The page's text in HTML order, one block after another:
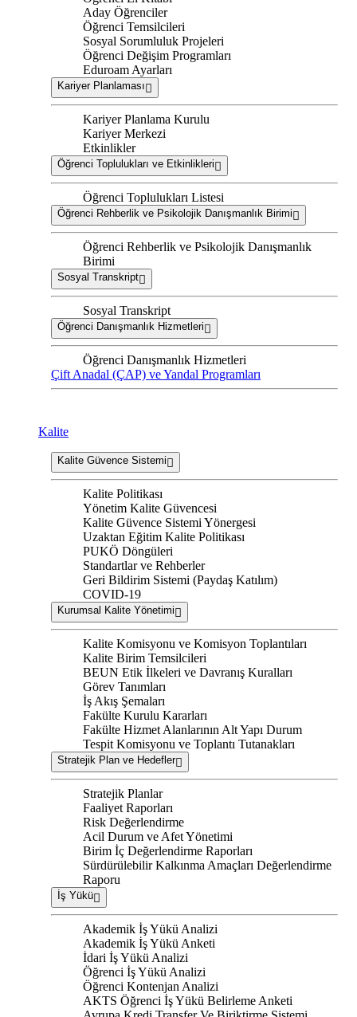
Aday Öğrenciler
Öğrenci Temsilcileri
Sosyal Sorumluluk Projeleri
Öğrenci Değişim Programları
Eduroam Ayarları
Kariyer Planlaması
Kariyer Planlama Kurulu
Kariyer Merkezi
Etkinlikler
Öğrenci Toplulukları ve Etkinlikleri
Öğrenci Toplulukları Listesi
Öğrenci Rehberlik ve Psikolojik Danışmanlık Birimi
Öğrenci Rehberlik ve Psikolojik Danışmanlık
Birimi
Sosyal Transkript
Sosyal Transkript
Öğrenci Danışmanlık Hizmetleri
Öğrenci Danışmanlık Hizmetleri
Çift Anadal (ÇAP) ve Yandal Programları
Kalite
Kalite Güvence Sistemi
Kalite Politikası
Yönetim Kalite Güvencesi
Kalite Güvence Sistemi Yönergesi
Uzaktan Eğitim Kalite Politikası
PUKÖ Döngüleri
Standartlar ve Rehberler
Geri Bildirim Sistemi (Paydaş Katılım)
COVID-19
Kurumsal Kalite Yönetimi
Kalite Komisyonu ve Komisyon Toplantıları
Kalite Birim Temsilcileri
BEUN Etik İlkeleri ve Davranış Kuralları
Görev Tanımları
İş Akış Şemaları
Fakülte Kurulu Kararları
Fakülte Hizmet Alanlarının Alt Yapı Durum
Tespit Komisyonu ve Toplantı Tutanakları
Stratejik Plan ve Hedefler
Stratejik Planlar
Faaliyet Raporları
Risk Değerlendirme
Acil Durum ve Afet Yönetimi
Birim İç Değerlendirme Raporları
Sürdürülebilir Kalkınma Amaçları Değerlendirme
Raporu
İş Yükü
Akademik İş Yükü Analizi
Akademik İş Yükü Anketi
İdari İş Yükü Analizi
Öğrenci İş Yükü Analizi
Öğrenci Kontenjan Analizi
AKTS Öğrenci İş Yükü Belirleme Anketi